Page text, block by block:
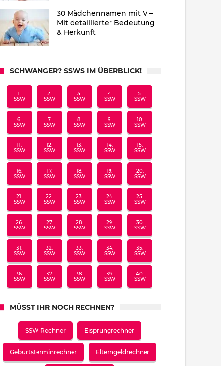
30 Mädchennamen mit V –
Mit detaillierter Bedeutung
& Herkunft
SCHWANGER? SSWS IM ÜBERBLICK!
1.
SSW
2.
SSW
3.
SSW
4.
SSW
5.
SSW
6.
SSW
7.
SSW
8.
SSW
9.
SSW
10.
SSW
11.
SSW
12.
SSW
13.
SSW
14.
SSW
15.
SSW
16.
SSW
17.
SSW
18.
SSW
19.
SSW
20.
SSW
21.
SSW
22.
SSW
23.
SSW
24.
SSW
25.
SSW
26.
SSW
27.
SSW
28.
SSW
29.
SSW
30.
SSW
31.
SSW
32.
SSW
33.
SSW
34.
SSW
35.
SSW
36.
SSW
37.
SSW
38.
SSW
39.
SSW
40.
SSW
MÜSST IHR NOCH RECHNEN?
SSW Rechner Eisprungrechner
Geburtsterminrechner Elterngeldrechner